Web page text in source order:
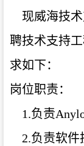
现威海技
聘技术支持
求如下：
岗位职责：
1.负责
2.负责软件